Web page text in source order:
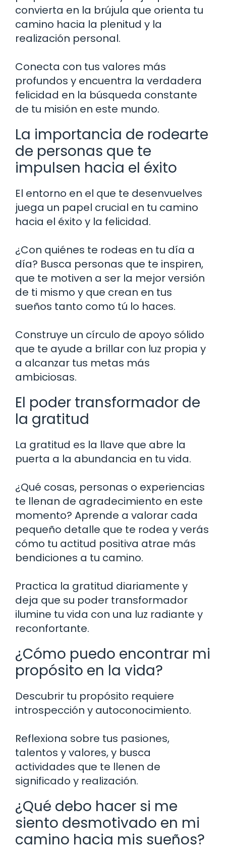
convierta en la brújula que orienta tu
camino hacia la plenitud y la
realización personal.
Conecta con tus valores más
profundos y encuentra la verdadera
felicidad en la búsqueda constante
de tu misión en este mundo.
La importancia de rodearte
de personas que te
impulsen hacia el éxito
El entorno en el que te desenvuelves
juega un papel crucial en tu camino
hacia el éxito y la felicidad.
¿Con quiénes te rodeas en tu día a
día? Busca personas que te inspiren,
que te motiven a ser la mejor versión
de ti mismo y que crean en tus
sueños tanto como tú lo haces.
Construye un círculo de apoyo sólido
que te ayude a brillar con luz propia y
a alcanzar tus metas más
ambiciosas.
El poder transformador de
la gratitud
La gratitud es la llave que abre la
puerta a la abundancia en tu vida.
¿Qué cosas, personas o experiencias
te llenan de agradecimiento en este
momento? Aprende a valorar cada
pequeño detalle que te rodea y verás
cómo tu actitud positiva atrae más
bendiciones a tu camino.
Practica la gratitud diariamente y
deja que su poder transformador
ilumine tu vida con una luz radiante y
reconfortante.
¿Cómo puedo encontrar mi
propósito en la vida?
Descubrir tu propósito requiere
introspección y autoconocimiento.
Reflexiona sobre tus pasiones,
talentos y valores, y busca
actividades que te llenen de
significado y realización.
¿Qué debo hacer si me
siento desmotivado en mi
camino hacia mis sueños?